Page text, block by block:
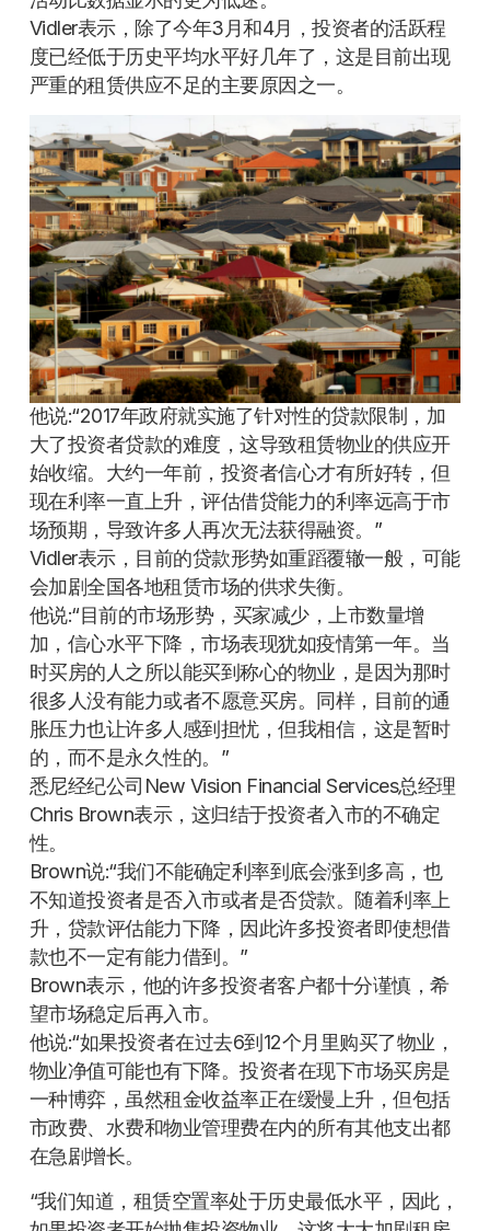
Vidler表示，除了今年3月和4月，投资者的活跃程
度已经低于历史平均水平好几年了，这是目前出现
严重的租赁供应不足的主要原因之一。
他说:“2017年政府就实施了针对性的贷款限制，加
大了投资者贷款的难度，这导致租赁物业的供应开
始收缩。大约一年前，投资者信心才有所好转，但
现在利率一直上升，评估借贷能力的利率远高于市
场预期，导致许多人再次无法获得融资。”
Vidler表示，目前的贷款形势如重蹈覆辙一般，可能
会加剧全国各地租赁市场的供求失衡。
他说:“目前的市场形势，买家减少，上市数量增
加，信心水平下降，市场表现犹如疫情第一年。当
时买房的人之所以能买到称心的物业，是因为那时
很多人没有能力或者不愿意买房。同样，目前的通
胀压力也让许多人感到担忧，但我相信，这是暂时
的，而不是永久性的。”
悉尼经纪公司New Vision Financial Services总经理
Chris Brown表示，这归结于投资者入市的不确定
性。
Brown说:“我们不能确定利率到底会涨到多高，也
不知道投资者是否入市或者是否贷款。随着利率上
升，贷款评估能力下降，因此许多投资者即使想借
款也不一定有能力借到。”
Brown表示，他的许多投资者客户都十分谨慎，希
望市场稳定后再入市。
他说:“如果投资者在过去6到12个月里购买了物业，
物业净值可能也有下降。投资者在现下市场买房是
一种博弈，虽然租金收益率正在缓慢上升，但包括
市政费、水费和物业管理费在内的所有其他支出都
在急剧增长。
“我们知道，租赁空置率处于历史最低水平，因此，